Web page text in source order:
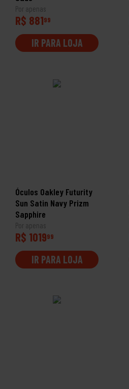
Por apenas
R$ 88199
IR PARA LOJA
Óculos Oakley Futurity
Sun Satin Navy Prizm
Sapphire
Por apenas
R$ 101999
IR PARA LOJA